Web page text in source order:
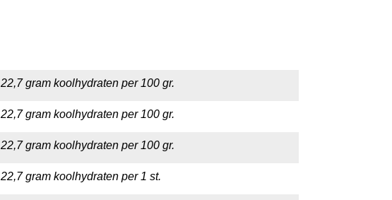
22,7 gram koolhydraten per 100 gr.
22,7 gram koolhydraten per 100 gr.
22,7 gram koolhydraten per 100 gr.
22,7 gram koolhydraten per 1 st.